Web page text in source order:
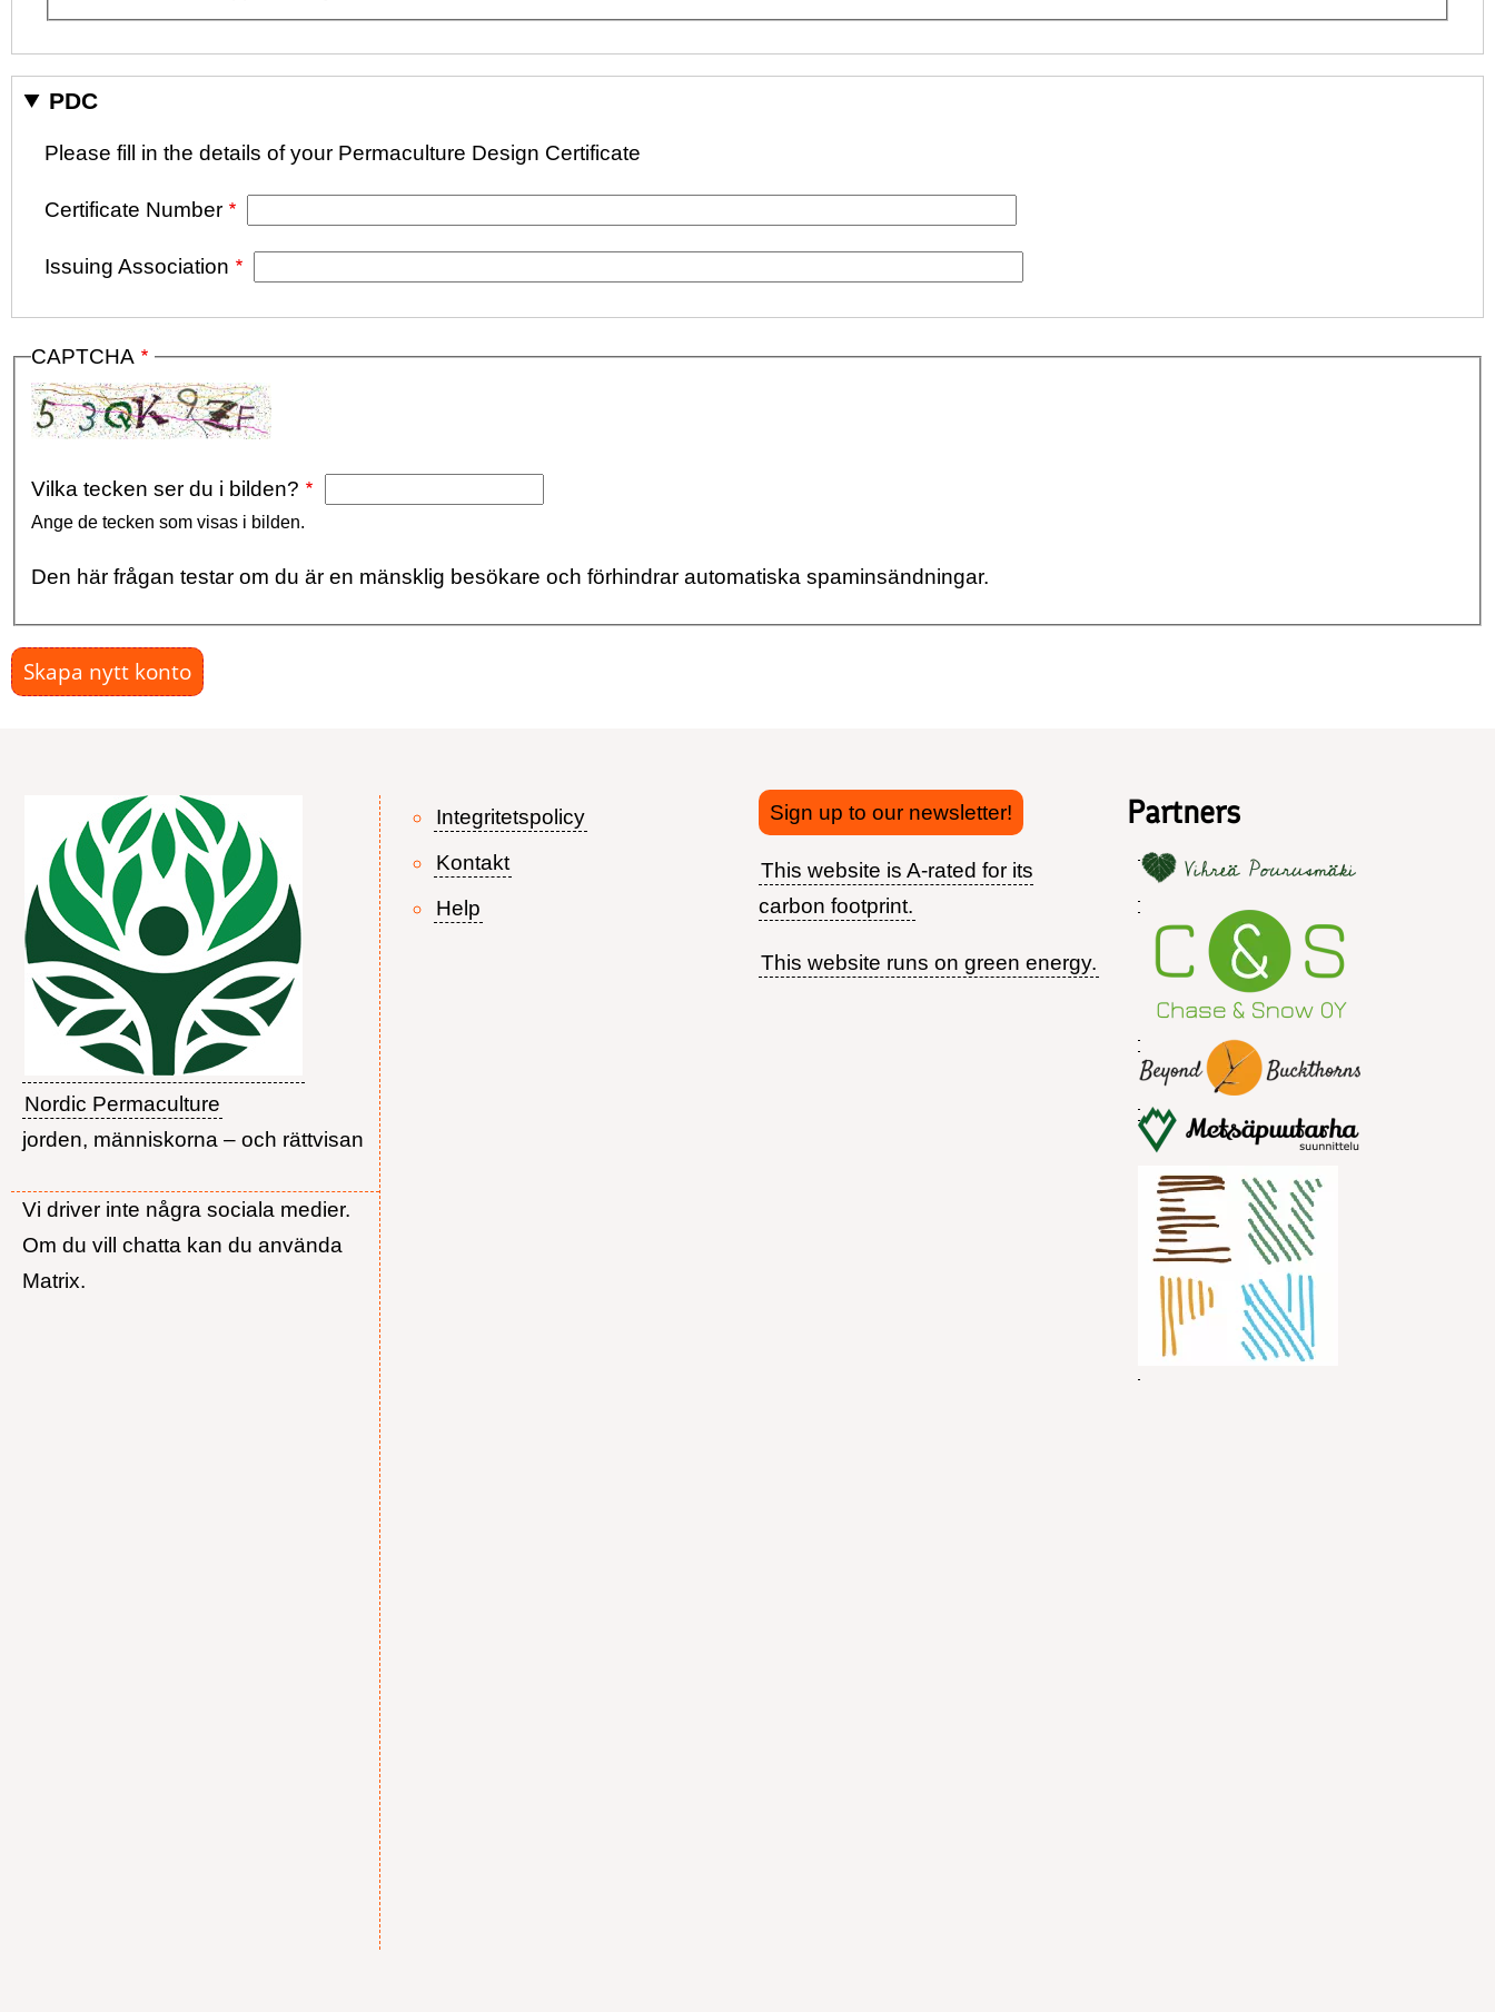
PDC
Please fill in the details of your Permaculture Design Certificate
Certificate Number
Issuing Association
CAPTCHA
Vilka tecken ser du i bilden?
Ange de tecken som visas i bilden.
Den här frågan testar om du är en mänsklig besökare och förhindrar automatiska spaminsändningar.
Nordic Permaculture
jorden, människorna – och rättvisan
Vi driver inte några sociala medier.
Om du vill chatta kan du använda
Matrix.
Footer
Integritetspolicy
Kontakt
Help
Sign up to our newsletter!
This website is A-rated for its
carbon footprint.
This website runs on green energy.
Partners